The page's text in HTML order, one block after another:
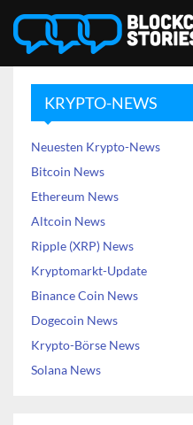
KRYPTO-NEWS
Neuesten Krypto-News
Bitcoin News
Ethereum News
Altcoin News
Ripple (XRP) News
Kryptomarkt-Update
Binance Coin News
Dogecoin News
Krypto-Börse News
Solana News